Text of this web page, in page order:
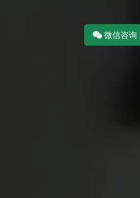
微信咨询